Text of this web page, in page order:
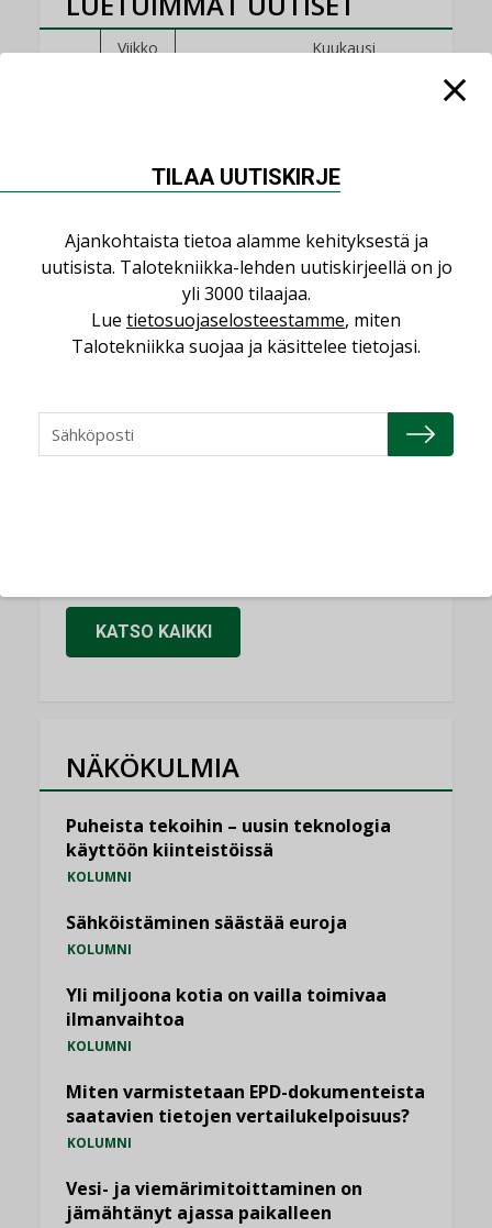
Viikko Kuukausi
Jarno Hacklin Cervin yrityskaupasta:
”Asiakkaat hakevat kumppaneita, jotka
saman katon alle”
AJANKOHTAISTA
Sähköistyminen kasvaa voimakkaasti:
”Tulevat kilpailuedut syntyvät, kun
Puutteellinen eristys lisää lämpöhäviöitä
KATSO KAIKKI
NÄKÖKULMIA
Puheista tekoihin – uusin teknologia
käyttöön kiinteistöissä
KOLUMNI
Sähköistäminen säästää euroja
KOLUMNI
Yli miljoona kotia on vailla toimivaa
ilmanvaihtoa
KOLUMNI
Miten varmistetaan EPD-dokumenteista
saatavien tietojen vertailukelpoisuus?
KOLUMNI
Vesi- ja viemärimitoittaminen on
jämähtänyt ajassa paikalleen
TILAA UUTISKIRJE
Ajankohtaista tietoa alamme kehityksestä ja
uutisista. Talotekniikka-lehden uutiskirjeellä on jo
yli 3000 tilaajaa.
Lue tietosuojaselosteestamme, miten
Talotekniikka suojaa ja käsittelee tietojasi.